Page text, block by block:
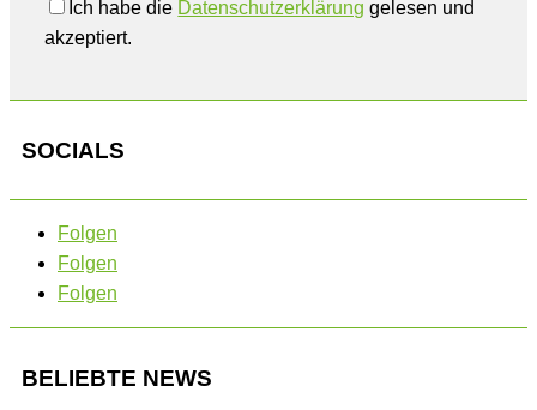
Ich habe die Datenschutzerklärung gelesen und
akzeptiert.
SOCIALS
Folgen
Folgen
Folgen
BELIEBTE NEWS